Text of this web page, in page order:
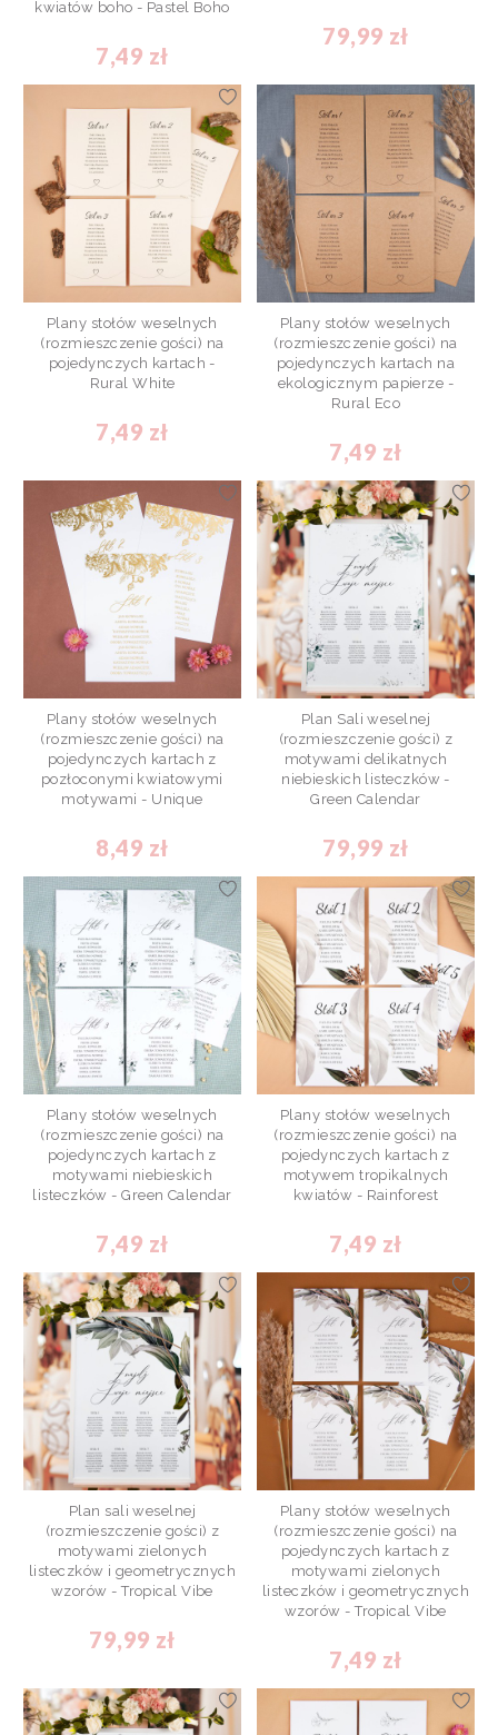
kwiatów boho - Pastel Boho
7,49 zł
79,99 zł
Plany stołów weselnych
(rozmieszczenie gości) na
pojedynczych kartach -
Rural White
7,49 zł
Plany stołów weselnych
(rozmieszczenie gości) na
pojedynczych kartach na
ekologicznym papierze -
Rural Eco
7,49 zł
Plany stołów weselnych
(rozmieszczenie gości) na
pojedynczych kartach z
pozłoconymi kwiatowymi
motywami - Unique
8,49 zł
Plan Sali weselnej
(rozmieszczenie gości) z
motywami delikatnych
niebieskich listeczków -
Green Calendar
79,99 zł
Plany stołów weselnych
(rozmieszczenie gości) na
pojedynczych kartach z
motywami niebieskich
listeczków - Green Calendar
7,49 zł
Plany stołów weselnych
(rozmieszczenie gości) na
pojedynczych kartach z
motywem tropikalnych
kwiatów - Rainforest
7,49 zł
Plan sali weselnej
(rozmieszczenie gości) z
motywami zielonych
listeczków i geometrycznych
wzorów - Tropical Vibe
79,99 zł
Plany stołów weselnych
(rozmieszczenie gości) na
pojedynczych kartach z
motywami zielonych
listeczków i geometrycznych
wzorów - Tropical Vibe
7,49 zł